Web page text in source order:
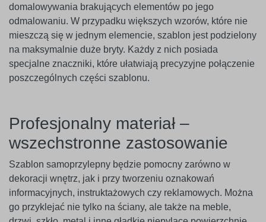
domalowywania brakujących elementów po jego
odmalowaniu. W przypadku większych wzorów, które nie
mieszczą się w jednym elemencie, szablon jest podzielony
na maksymalnie duże bryty. Każdy z nich posiada
specjalne znaczniki, które ułatwiają precyzyjne połączenie
poszczególnych części szablonu.
Profesjonalny materiał –
wszechstronne zastosowanie
Szablon samoprzylepny będzie pomocny zarówno w
dekoracji wnętrz, jak i przy tworzeniu oznakowań
informacyjnych, instruktażowych czy reklamowych. Można
go przyklejać nie tylko na ściany, ale także na meble,